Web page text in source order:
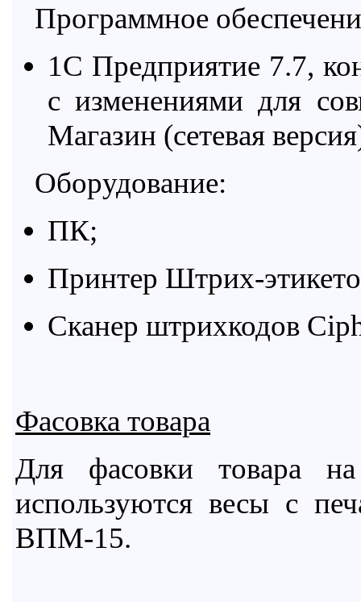
Программное
1С Предприятие 7.7,
с изменениями для
Магазин (сетевая
Оборудование:
ПК;
Принтер Штрих-
Cканер штрихкодов
Фасовка товара
Для фасовки товара
используются весы с
ВПМ-15.